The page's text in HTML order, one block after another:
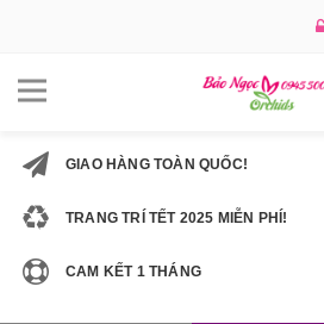
GIAO HÀNG TOÀN QUỐC!
TRANG TRÍ TẾT 2025 MIỄN PHÍ!
CAM KẾT 1 THÁNG